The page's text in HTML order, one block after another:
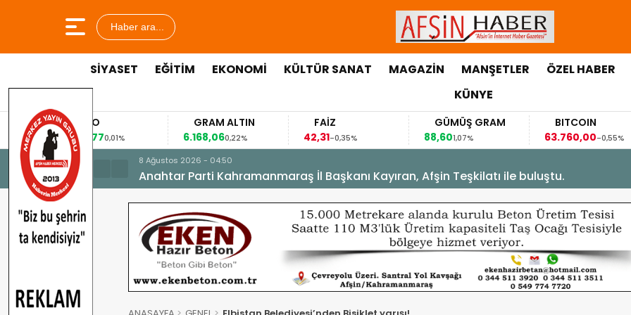
Haber ara...
SİYASET EĞİTİM EKONOMİ KÜLTÜR SANAT MAGAZİN MANŞETLER ÖZEL HABER
KÜNYE
EURO
53,84770,01%
GRAM ALTIN
6.168,060,22%
FAİZ
42,31-0,35%
GÜMÜŞ GRAM
88,601,07%
BITCOIN
63.760,00-0,55%
8 Ağustos 2026 - 04:50
Anahtar Parti Kahramanmaraş İl Başkanı Kayıran, Afşin Teşkilatı ile buluştu.